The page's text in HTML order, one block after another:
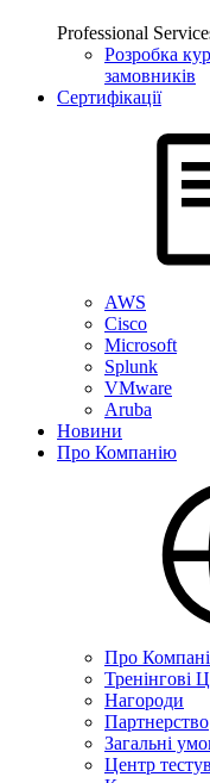
Professional
Розробка
замовників
Сертифікації
AWS
Cisco
Microsoft
Splunk
VMware
Aruba
Новини
Про Компанію
Про
Тренінгові
Нагороди
Партнерство
Загальні
Центр